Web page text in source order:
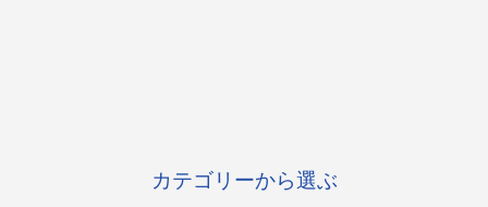
カテゴリーから選ぶ